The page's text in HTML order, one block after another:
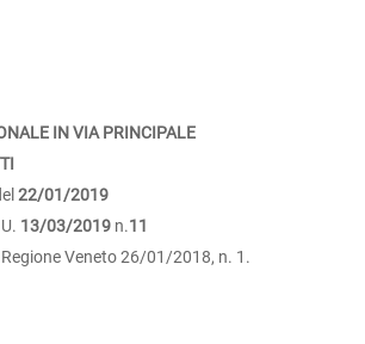
IN VIA PRINCIPALE
22/01/2019
13/03/2019 n.11
Veneto 26/01/2018, n. 1.